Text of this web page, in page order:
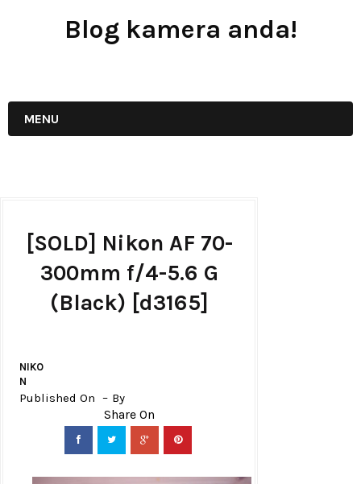
Blog kamera anda!
MENU
[SOLD] Nikon AF 70-
300mm f/4-5.6 G
(Black) [d3165]
NIKO
N
Published On By